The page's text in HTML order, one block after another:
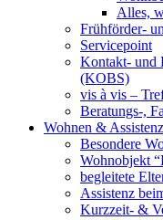
Alles,
Frühförder-
Servicepoint
Kontakt- und
(KOBS)
vis à vis –
Beratungs-,
Wohnen & Assistenz
Besondere
Wohnobjekt
begleitete
Assistenz
Kurzzeit- &